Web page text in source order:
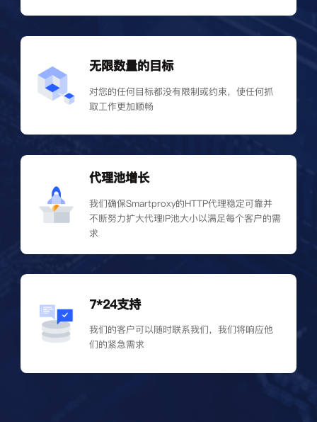
无限数量的目标
对您的任何目标都没有限制或约束，使任何抓
取工作更加顺畅
代理池增长
我们确保Smartproxy的HTTP代理稳定可靠并
不断努力扩大代理IP池大小以满足每个客户的需
求
7*24支持
我们的客户可以随时联系我们，我们将响应他
们的紧急需求